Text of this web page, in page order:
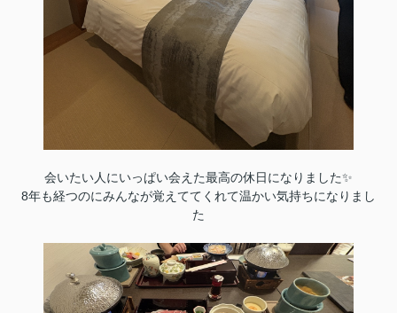
会いたい人にいっぱい会えた最高の休日になりました✨
8年も経つのにみんなが覚えててくれて温かい気持ちになりまし
た